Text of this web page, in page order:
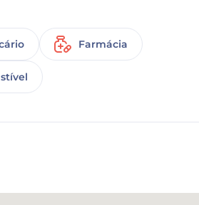
Farmácia